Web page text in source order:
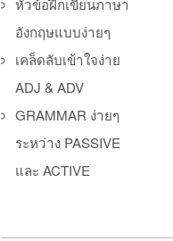
หัวข้อฝึกเขียนภาษา
อังกฤษแบบง่ายๆ
เคล็ดลับเข้าใจง่าย
ADJ & ADV
GRAMMAR ง่ายๆ
ระหว่าง PASSIVE
และ ACTIVE